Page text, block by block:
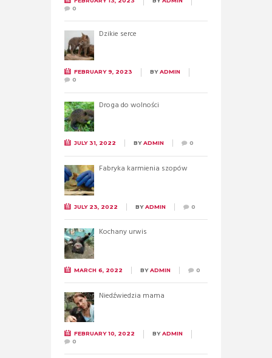
0
Dzikie serce
FEBRUARY 9, 2023 BYADMIN
0
Droga do wolności
JULY 31, 2022 BYADMIN 0
Fabryka karmienia szopów
JULY 23, 2022 BYADMIN 0
Kochany urwis
MARCH 6, 2022 BYADMIN 0
Niedźwiedzia mama
FEBRUARY 10, 2022 BYADMIN
0